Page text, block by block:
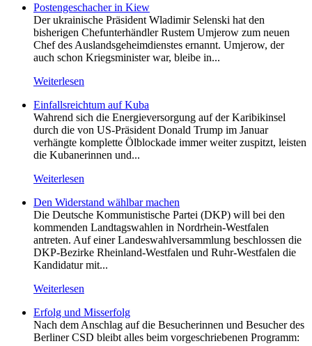
Postengeschacher in Kiew
Der ukrainische Präsident Wladimir Selenski hat den
bisherigen Chefunterhändler Rustem Umjerow zum neuen
Chef des Auslandsgeheimdienstes ernannt. Umjerow, der
auch schon Kriegsminister war, bleibe in...
Weiterlesen
Einfallsreichtum auf Kuba
Wahrend sich die Energieversorgung auf der Karibikinsel
durch die von US-Präsident Donald Trump im Januar
verhängte komplette Ölblockade immer weiter zuspitzt, leisten
die Kubanerinnen und...
Weiterlesen
Den Widerstand wählbar machen
Die Deutsche Kommunistische Partei (DKP) will bei den
kommenden Landtagswahlen in Nordrhein-Westfalen
antreten. Auf einer Landeswahlversammlung beschlossen die
DKP-Bezirke Rheinland-Westfalen und Ruhr-Westfalen die
Kandidatur mit...
Weiterlesen
Erfolg und Misserfolg
Nach dem Anschlag auf die Besucherinnen und Besucher des
Berliner CSD bleibt alles beim vorgeschriebenen Programm: